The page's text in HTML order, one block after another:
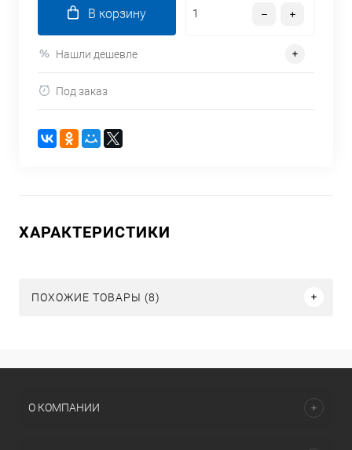
В корзину
Нашли дешевле
Под заказ
ХАРАКТЕРИСТИКИ
ПОХОЖИЕ ТОВАРЫ (8)
О КОМПАНИИ